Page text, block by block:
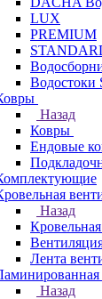
LUX
PREMIUM
Водостоки
Назад
Ковры
Ендовые
Назад
Лента
Назад